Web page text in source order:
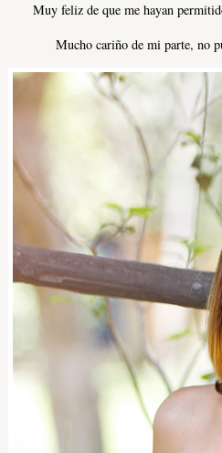
Muy feliz de que me hayan
Mucho cariño de mi parte, no